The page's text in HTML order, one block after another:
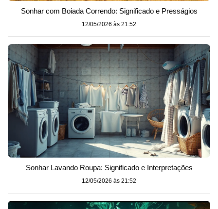
Sonhar com Boiada Correndo: Significado e Presságios
12/05/2026 às 21:52
Sonhar Lavando Roupa: Significado e Interpretações
12/05/2026 às 21:52